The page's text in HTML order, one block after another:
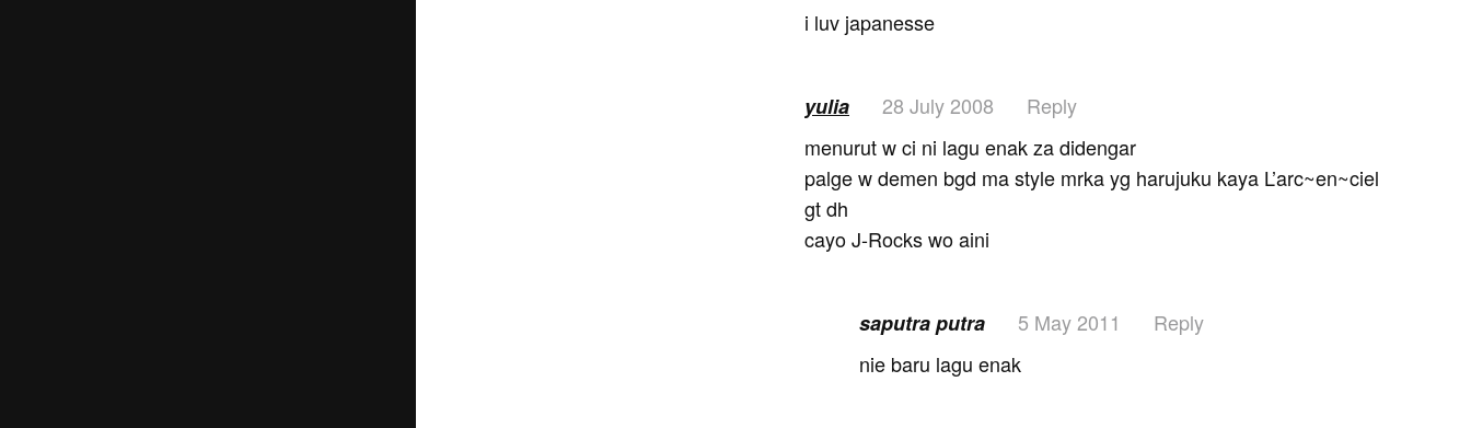
i luv japanesse
yulia 28 July 2008
Reply
menurut w ci ni lagu enak za didengar
palge w demen bgd ma style mrka yg harujuku kaya L’arc~en~ciel
gt dh
cayo J-Rocks wo aini
saputra putra 5 May 2011
Reply
nie baru lagu enak